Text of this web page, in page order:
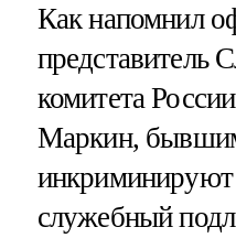
Как напомнил
представитель
комитета
Маркин,
инкриминируют
служебный